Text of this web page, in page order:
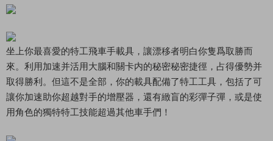
坐上你最喜愛的特工飛車手載具，讓漂移者明白你隻爲取勝而
來。利用加速并活用大腦和關卡内的秘密秘密捷徑，占得優勢并
取得勝利。但這不是全部，你的載具配備了特工工具，包括了可
讓你加速助你超越對手的增壓器，還有緻盲的彩彈子彈，或是使
用角色的獨特特工技能超過其他車手們！